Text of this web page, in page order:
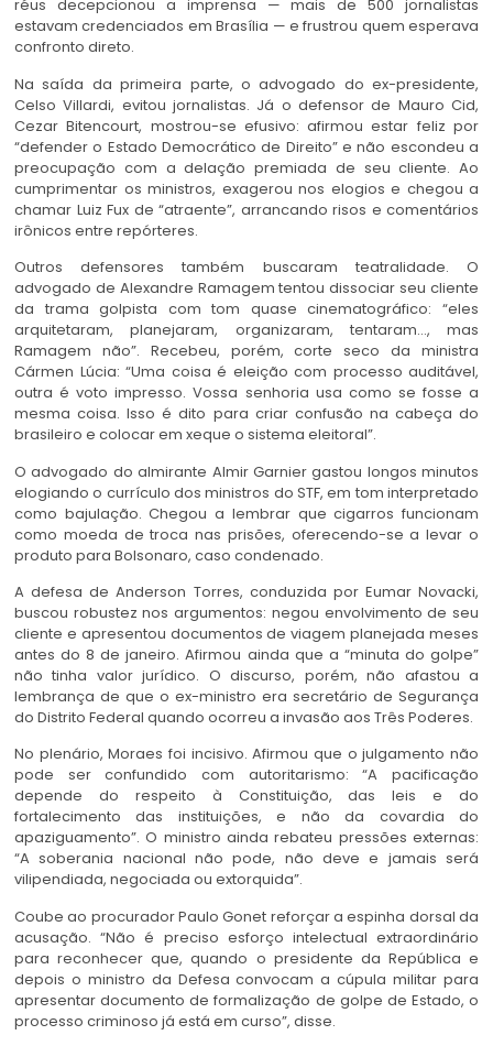
réus decepcionou a imprensa — mais de 500 jornalistas
estavam credenciados em Brasília — e frustrou quem esperava
confronto direto.
Na saída da primeira parte, o advogado do ex-presidente,
Celso Villardi, evitou jornalistas. Já o defensor de Mauro Cid,
Cezar Bitencourt, mostrou-se efusivo: afirmou estar feliz por
“defender o Estado Democrático de Direito” e não escondeu a
preocupação com a delação premiada de seu cliente. Ao
cumprimentar os ministros, exagerou nos elogios e chegou a
chamar Luiz Fux de “atraente”, arrancando risos e comentários
irônicos entre repórteres.
Outros defensores também buscaram teatralidade. O
advogado de Alexandre Ramagem tentou dissociar seu cliente
da trama golpista com tom quase cinematográfico: “eles
arquitetaram, planejaram, organizaram, tentaram…, mas
Ramagem não”. Recebeu, porém, corte seco da ministra
Cármen Lúcia: “Uma coisa é eleição com processo auditável,
outra é voto impresso. Vossa senhoria usa como se fosse a
mesma coisa. Isso é dito para criar confusão na cabeça do
brasileiro e colocar em xeque o sistema eleitoral”.
O advogado do almirante Almir Garnier gastou longos minutos
elogiando o currículo dos ministros do STF, em tom interpretado
como bajulação. Chegou a lembrar que cigarros funcionam
como moeda de troca nas prisões, oferecendo-se a levar o
produto para Bolsonaro, caso condenado.
A defesa de Anderson Torres, conduzida por Eumar Novacki,
buscou robustez nos argumentos: negou envolvimento de seu
cliente e apresentou documentos de viagem planejada meses
antes do 8 de janeiro. Afirmou ainda que a “minuta do golpe”
não tinha valor jurídico. O discurso, porém, não afastou a
lembrança de que o ex-ministro era secretário de Segurança
do Distrito Federal quando ocorreu a invasão aos Três Poderes.
No plenário, Moraes foi incisivo. Afirmou que o julgamento não
pode ser confundido com autoritarismo: “A pacificação
depende do respeito à Constituição, das leis e do
fortalecimento das instituições, e não da covardia do
apaziguamento”. O ministro ainda rebateu pressões externas:
“A soberania nacional não pode, não deve e jamais será
vilipendiada, negociada ou extorquida”.
Coube ao procurador Paulo Gonet reforçar a espinha dorsal da
acusação. “Não é preciso esforço intelectual extraordinário
para reconhecer que, quando o presidente da República e
depois o ministro da Defesa convocam a cúpula militar para
apresentar documento de formalização de golpe de Estado, o
processo criminoso já está em curso”, disse.